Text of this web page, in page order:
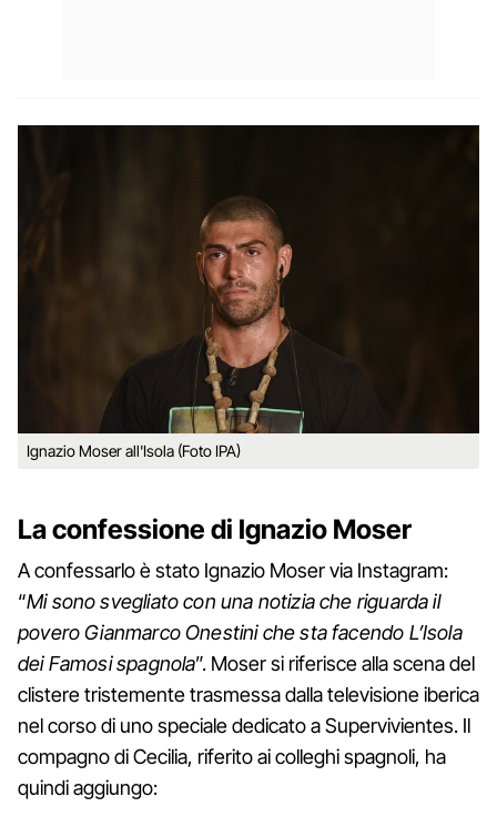
Ignazio Moser all'Isola (Foto IPA)
La confessione di Ignazio Moser
A confessarlo è stato Ignazio Moser via Instagram:
“Mi sono svegliato con una notizia che riguarda il
povero Gianmarco Onestini che sta facendo L’Isola
dei Famosi spagnola”. Moser si riferisce alla scena del
clistere tristemente trasmessa dalla televisione iberica
nel corso di uno speciale dedicato a Supervivientes. Il
compagno di Cecilia, riferito ai colleghi spagnoli, ha
quindi aggiungo: